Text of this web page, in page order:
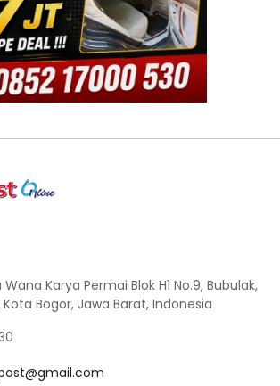
Karya Permai Blok H1 No.9, Bubulak,
Bogor, Jawa Barat, Indonesia